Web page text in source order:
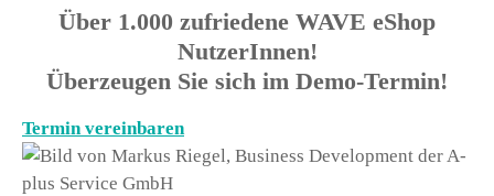
Über 1.000 zufriedene WAVE eShop
NutzerInnen!
Überzeugen Sie sich im Demo-Termin!
Termin vereinbaren